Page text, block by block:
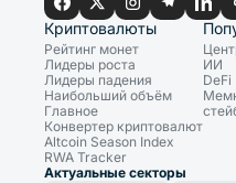
Криптовалюты
Рейтинг монет
Лидеры роста
Лидеры падения
Наибольший объём
Главное
Конвертер криптовалют
Altcoin Season Index
RWA Tracker
ИИ
DeFi
Актуальные секторы